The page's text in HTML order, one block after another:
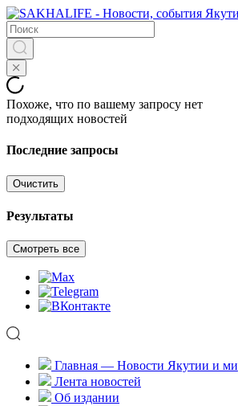
Похоже, что по вашему запросу нет
подходящих новостей
Последние запросы
Очистить
Результаты
Смотреть все
Главная — Новости Якутии и
Лента новостей
Об издании